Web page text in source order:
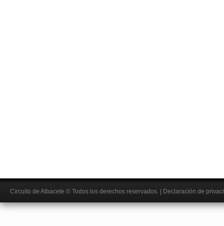
Circuito de Albacete © Todos los derechos reservados. Declaración de